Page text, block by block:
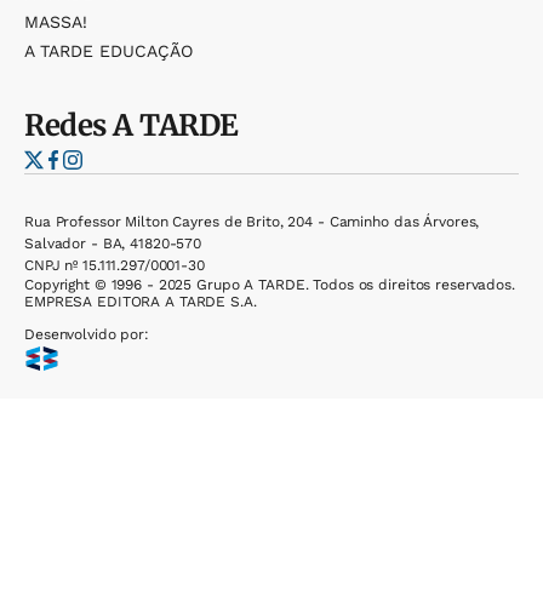
MASSA!
A TARDE EDUCAÇÃO
RedesA TARDE
Rua Professor Milton Cayres de Brito, 204 - Caminho das Árvores,
Salvador - BA, 41820-570
CNPJ nº 15.111.297/0001-30
Copyright © 1996 - 2025 Grupo A TARDE. Todos os direitos reservados.
EMPRESA EDITORA A TARDE S.A.
Desenvolvido por: